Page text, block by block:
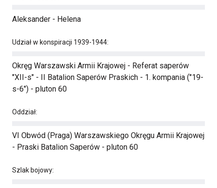
Aleksander - Helena
Udział w konspiracji 1939-1944:
Okręg Warszawski Armii Krajowej - Referat saperów
"XII-s" - II Batalion Saperów Praskich - 1. kompania ("19-
s-6") - pluton 60
Oddział:
VI Obwód (Praga) Warszawskiego Okręgu Armii Krajowej
- Praski Batalion Saperów - pluton 60
Szlak bojowy: